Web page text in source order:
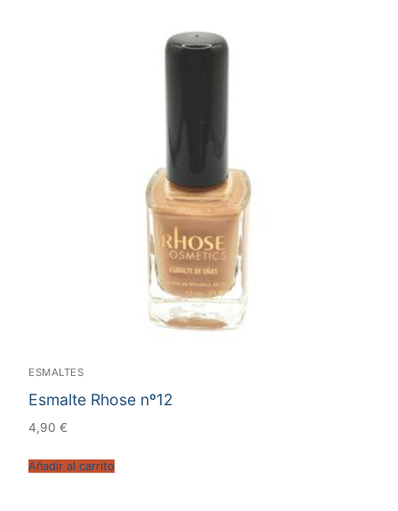
ESMALTES
Esmalte Rhose nº12
4,90 €
Añadir al carrito